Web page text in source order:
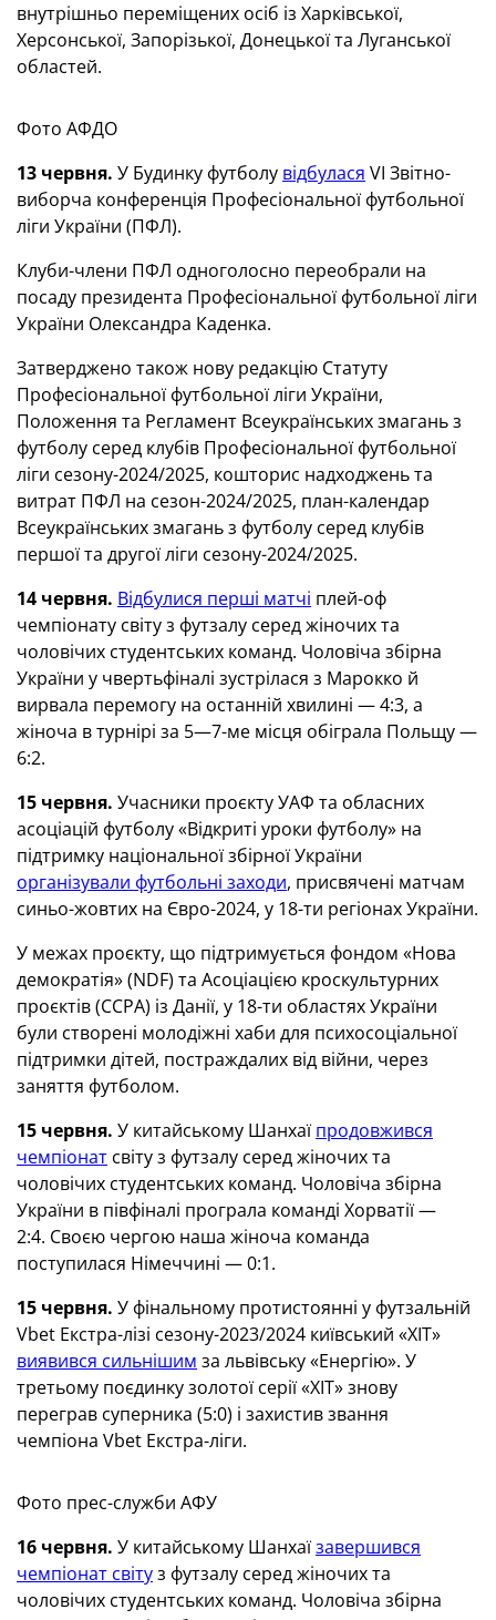
внутрішньо переміщених осіб із Харківської,
Херсонської, Запорізької, Донецької та Луганської
областей.
Фото АФДО
13 червня. У Будинку футболу відбулася VI Звітно-
виборча конференція Професіональної футбольної
ліги України (ПФЛ).
Клуби-члени ПФЛ одноголосно переобрали на
посаду президента Професіональної футбольної ліги
України Олександра Каденка.
Затверджено також нову редакцію Статуту
Професіональної футбольної ліги України,
Положення та Регламент Всеукраїнських змагань з
футболу серед клубів Професіональної футбольної
ліги сезону-2024/2025, кошторис надходжень та
витрат ПФЛ на сезон-2024/2025, план-календар
Всеукраїнських змагань з футболу серед клубів
першої та другої ліги сезону-2024/2025.
14 червня. Відбулися перші матчі плей-оф
чемпіонату світу з футзалу серед жіночих та
чоловічих студентських команд. Чоловіча збірна
України у чвертьфіналі зустрілася з Марокко й
вирвала перемогу на останній хвилині — 4:3, а
жіноча в турнірі за 5—7-ме місця обіграла Польщу —
6:2.
15 червня. Учасники проєкту УАФ та обласних
асоціацій футболу «Відкриті уроки футболу» на
підтримку національної збірної України
організували футбольні заходи, присвячені матчам
синьо-жовтих на Євро-2024, у 18-ти регіонах України.
У межах проєкту, що підтримується фондом «Нова
демократія» (NDF) та Асоціацією кроскультурних
проєктів (CCPA) із Данії, у 18-ти областях України
були створені молодіжні хаби для психосоціальної
підтримки дітей, постраждалих від війни, через
заняття футболом.
15 червня. У китайському Шанхаїпродовжився
чемпіонат світу з футзалу серед жіночих та
чоловічих студентських команд. Чоловіча збірна
України в півфіналі програла команді Хорватії —
2:4. Своєю чергою наша жіноча команда
поступилася Німеччині — 0:1.
15 червня. У фінальному протистоянні у футзальній
Vbet Екстра-лізі сезону-2023/2024 київський «ХІТ»
виявився сильнішим за львівську «Енергію». У
третьому поєдинку золотої серії «ХІТ» знову
переграв суперника (5:0) і захистив звання
чемпіона Vbet Екстра-ліги.
Фото прес-служби АФУ
16 червня. У китайському Шанхаїзавершився
чемпіонат світуз футзалу серед жіночих та
чоловічих студентських команд. Чоловіча збірна